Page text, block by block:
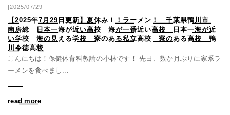
|2025/07/29
【2025年7月29日更新】夏休み！！ラーメン！ 千葉県鴨川市
南房総 日本一海が近い高校 海が一番近い高校 日本一海が近
い学校 海の見える学校 寮のある私立高校 寮のある高校 鴨
川令徳高校
こんにちは！保健体育科教諭の小林です！ 先日、数か月ぶりに家系ラ
ーメンを食べまし...
read more